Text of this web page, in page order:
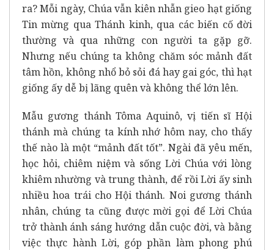
ra? Mỗi ngày, Chúa vẫn kiên nhẫn gieo hạt giống
Tin mừng qua Thánh kinh, qua các biến cố đời
thường và qua những con người ta gặp gỡ.
Nhưng nếu chúng ta không chăm sóc mảnh đất
tâm hồn, không nhổ bỏ sỏi đá hay gai góc, thì hạt
giống ấy dễ bị lãng quên và không thể lớn lên.
Mẫu gương thánh Tôma Aquinô, vị tiến sĩ Hội
thánh mà chúng ta kính nhớ hôm nay, cho thấy
thế nào là một “mảnh đất tốt”. Ngài đã yêu mến,
học hỏi, chiêm niệm và sống Lời Chúa với lòng
khiêm nhường và trung thành, để rồi Lời ấy sinh
nhiều hoa trái cho Hội thánh. Noi gương thánh
nhân, chúng ta cũng được mời gọi để Lời Chúa
trở thành ánh sáng hướng dẫn cuộc đời, và bằng
việc thực hành Lời, góp phần làm phong phú